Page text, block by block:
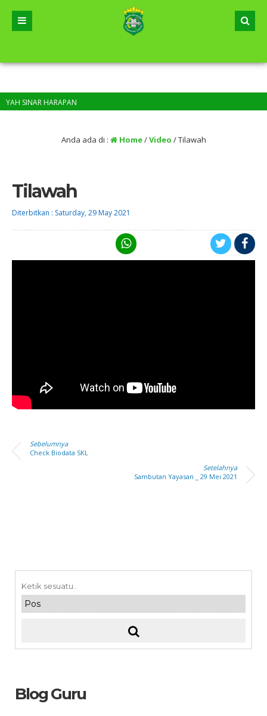
SINAR HARAPAN
Anda ada di : Home/Video /Tilawah
Tilawah
Diterbitkan : Saturday, 29 May 2021
Sebelumnya
Check Biodata SKL
Setelahnya
Sambutan Yayasan _ 29 Mei 2021
Blog Guru